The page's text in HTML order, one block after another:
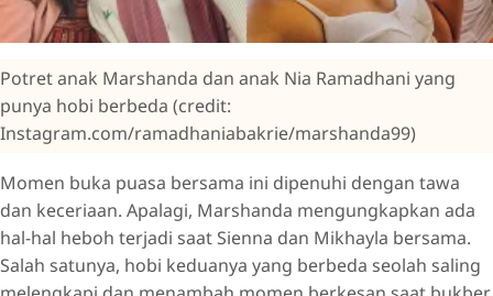
Potret anak Marshanda dan anak Nia Ramadhani yang
punya hobi berbeda (credit:
Instagram.com/ramadhaniabakrie/marshanda99)
Momen buka puasa bersama ini dipenuhi dengan tawa
dan keceriaan. Apalagi, Marshanda mengungkapkan ada
hal-hal heboh terjadi saat Sienna dan Mikhayla bersama.
Salah satunya, hobi keduanya yang berbeda seolah saling